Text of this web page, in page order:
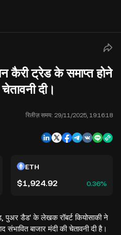
कैरी ट्रेड के समाप्त होने
दी।
रिलीज़ समय: 29/11/2025, 19:16:18
ETH
$1,924.92 0.36%
पुअर डैड' के लेखक रॉबर्ट कियोसाकी ने
बाजार मंदी की चेतावनी दी है।